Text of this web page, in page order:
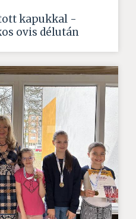
kapukkal -
ovis délután